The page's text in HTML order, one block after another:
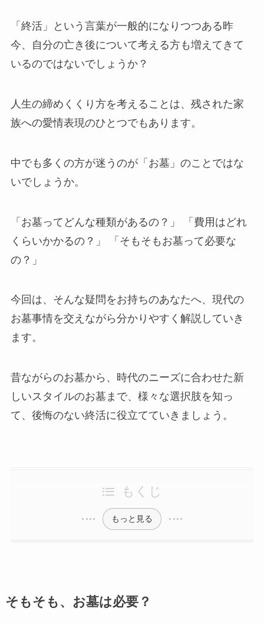
「終活」という言葉が一般的になりつつある昨
今、自分の亡き後について考える方も増えてきて
いるのではないでしょうか？
人生の締めくくり方を考えることは、残された家
族への愛情表現のひとつでもあります。
中でも多くの方が迷うのが「お墓」のことではな
いでしょうか。
「お墓ってどんな種類があるの？」 「費用はどれ
くらいかかるの？」 「そもそもお墓って必要な
の？」
今回は、そんな疑問をお持ちのあなたへ、現代の
お墓事情を交えながら分かりやすく解説していき
ます。
昔ながらのお墓から、時代のニーズに合わせた新
しいスタイルのお墓まで、様々な選択肢を知っ
て、後悔のない終活に役立てていきましょう。
もくじ
もっと見る
そもそも、お墓は必要？